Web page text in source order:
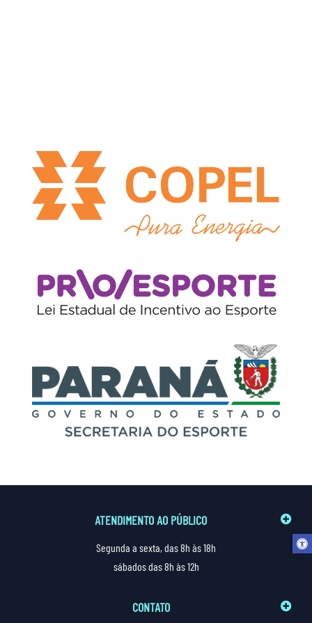
ATENDIMENTO AO PÚBLICO
Segunda a sexta, das 8h às 18h
sábados das 8h às 12h
CONTATO